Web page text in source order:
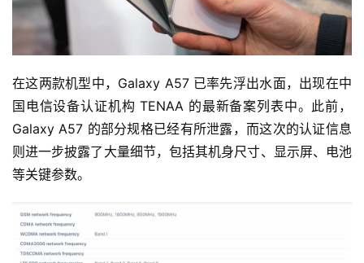
在这两款机型中，Galaxy A57 已率先浮出水面，出现在中
国电信设备认证机构 TENAA 的最新备案列表中。此前，
Galaxy A57 的部分规格已经有所泄露，而这次的认证信息
则进一步披露了大量细节，包括其机身尺寸、显示屏、电池
等关键参数。